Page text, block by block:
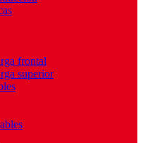
frontal
superior